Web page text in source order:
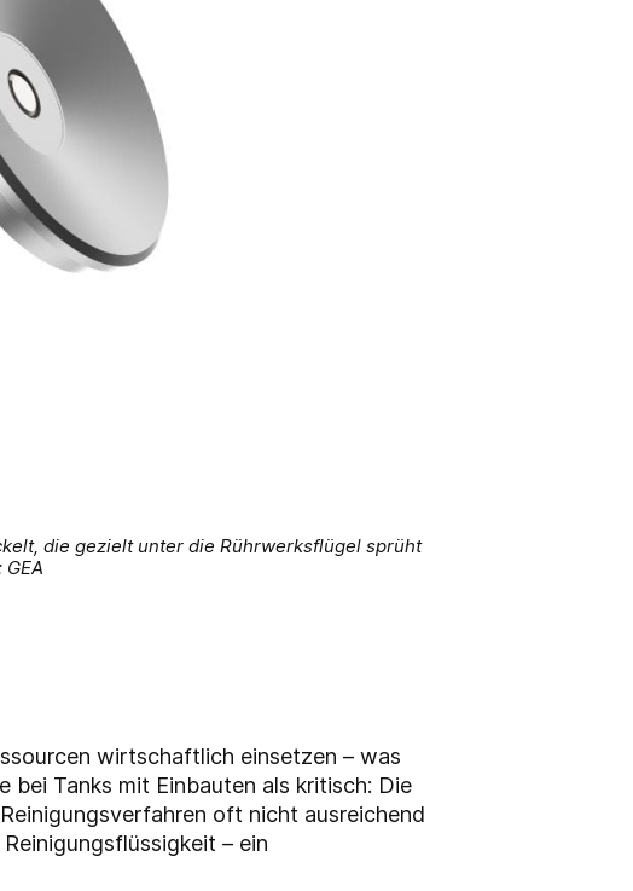
die gezielt unter die Rührwerksflügel sprüht
wirtschaftlich einsetzen – was
Tanks mit Einbauten als kritisch: Die
oft nicht ausreichend
– ein